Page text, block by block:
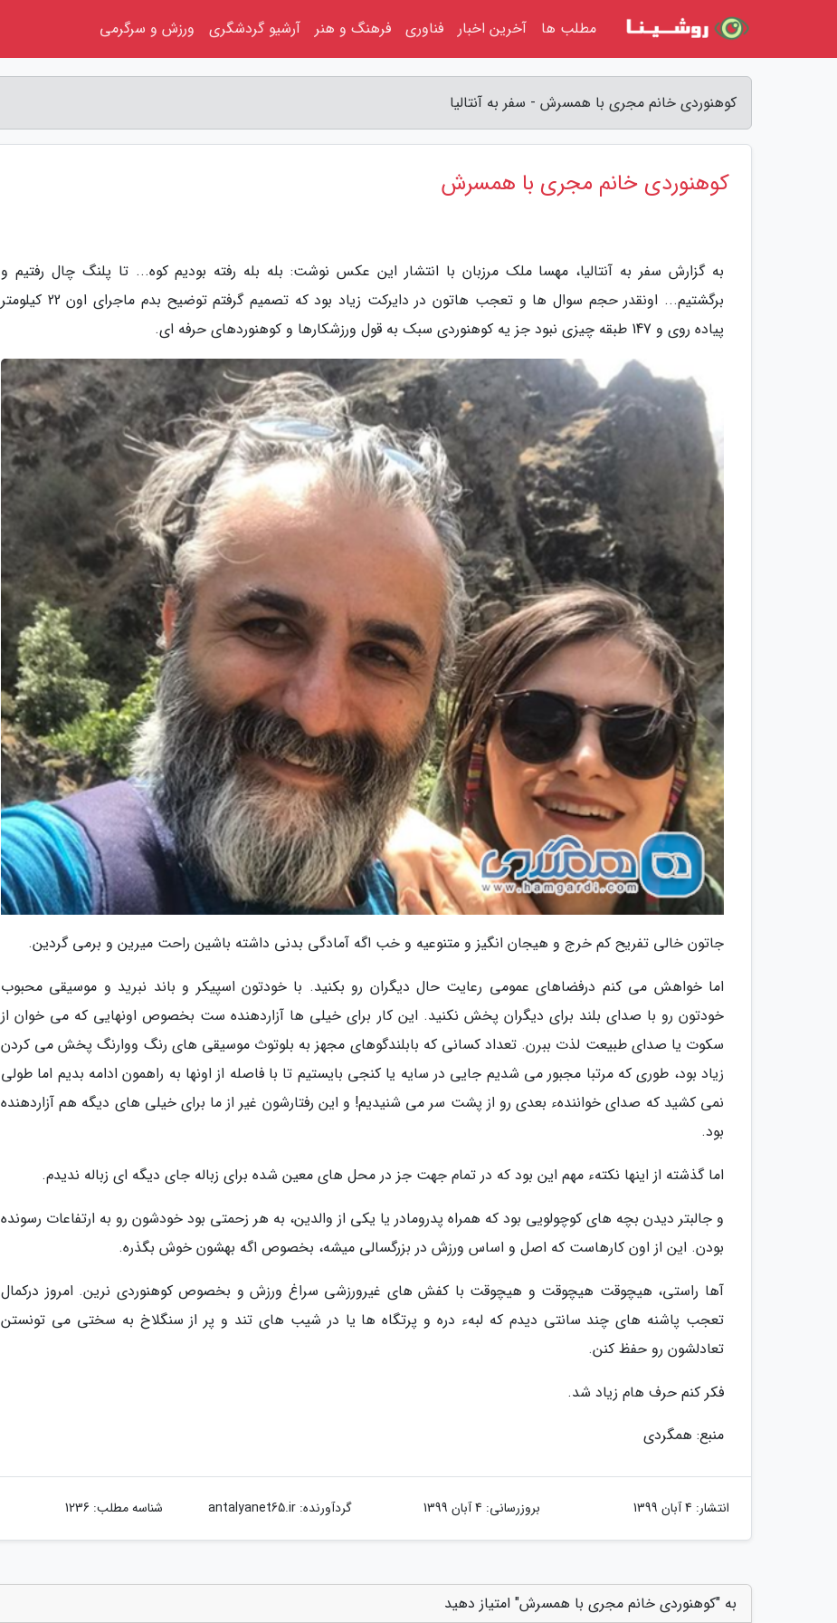
کوهنوردی خانم مجری با همسرش - سفر به آنتالیا
کوهنوردی خانم مجری با همسرش
به گزارش سفر به آنتالیا، مهسا ملک مرزبان با انتشار این عکس نوشت: بله بله رفته بودیم کوه... تا پلنگ چال رفتیم و
برگشتیم... اونقدر حجم سوال ها و تعجب هاتون در دایرکت زیاد بود که تصمیم گرفتم توضیح بدم ماجرای اون 22 کیلومتر
پیاده روی و 147 طبقه چیزی نبود جز یه کوهنوردی سبک به قول ورزشکارها و کوهنوردهای حرفه ای.
جاتون خالی تفریح کم خرج و هیجان انگیز و متنوعیه و خب اگه آمادگی بدنی داشته باشین راحت میرین و برمی گردین.
اما خواهش می کنم درفضاهای عمومی رعایت حال دیگران رو بکنید. با خودتون اسپیکر و باند نبرید و موسیقی محبوب
خودتون رو با صدای بلند برای دیگران پخش نکنید. این کار برای خیلی ها آزاردهنده ست بخصوص اونهایی که می خوان از
سکوت یا صدای طبیعت لذت ببرن. تعداد کسانی که بابلندگوهای مجهز به بلوتوث موسیقی های رنگ ووارنگ پخش می کردن
زیاد بود، طوری که مرتبا مجبور می شدیم جایی در سایه یا کنجی بایستیم تا با فاصله از اونها به راهمون ادامه بدیم اما طولی
نمی کشید که صدای خوانندهء بعدی رو از پشت سر می شنیدیم! و این رفتارشون غیر از ما برای خیلی های دیگه هم آزاردهنده
بود.
اما گذشته از اینها نکتهء مهم این بود که در تمام جهت جز در محل های معین شده برای زباله جای دیگه ای زباله ندیدم.
و جالبتر دیدن بچه های کوچولویی بود که همراه پدرومادر یا یکی از والدین، به هر زحمتی بود خودشون رو به ارتفاعات رسونده
بودن. این از اون کارهاست که اصل و اساس ورزش در بزرگسالی میشه، بخصوص اگه بهشون خوش بگذره.
آها راستی، هیچوقت هیچوقت و هیچوقت با کفش های غیرورزشی سراغ ورزش و بخصوص کوهنوردی نرین. امروز درکمال
تعجب پاشنه های چند سانتی دیدم که لبهء دره و پرتگاه ها یا در شیب های تند و پر از سنگلاخ به سختی می تونستن
تعادلشون رو حفظ کنن.
فکر کنم حرف هام زیاد شد.
منبع: همگردی
انتشار: 4 آبان 1399 بروزرسانی: 4 آبان 1399 گردآورنده:antalyanet65.ir شناسه مطلب: 1236
به "کوهنوردی خانم مجری با همسرش" امتیاز دهید
مطلب ها آخرین اخبار فناوری فرهنگ و هنر آرشیو گردشگری ورزش و سرگرمی